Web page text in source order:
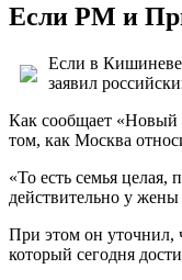
Если РМ и
Если в Кишиневе
заявил
Как сообщает «Новый
том, как Москва
«То есть семья
действительно у
При этом он уточнил,
который сегодня